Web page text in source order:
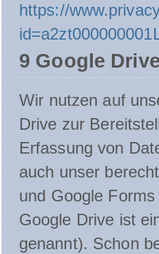
https://
9 Google
Wir nutzen auf
Drive zur
Erfassung von
auch unser
und Google
Google Drive ist
genannt). Schon